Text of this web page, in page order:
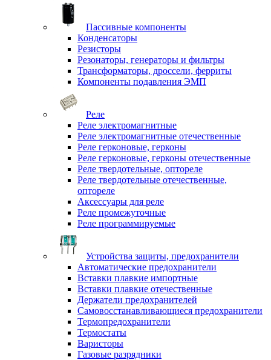
Пассивные компоненты
Конденсаторы
Резисторы
Резонаторы, генераторы и фильтры
Трансформаторы, дроссели, ферриты
Компоненты подавления ЭМП
Реле
Реле электромагнитные
Реле электромагнитные отечественные
Реле герконовые, герконы
Реле герконовые, герконы отечественные
Реле твердотельные, оптореле
Реле твердотельные отечественные,
оптореле
Аксессуары для реле
Реле промежуточные
Реле программируемые
Устройства защиты, предохранители
Автоматические предохранители
Вставки плавкие импортные
Вставки плавкие отечественные
Держатели предохранителей
Самовосстанавливающиеся предохранители
Термопредохранители
Термостаты
Варисторы
Газовые разрядники